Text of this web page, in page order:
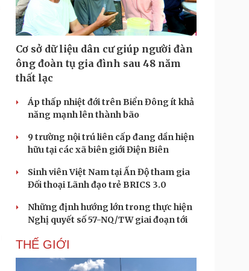
Cơ sở dữ liệu dân cư giúp người đàn
ông đoàn tụ gia đình sau 48 năm
thất lạc
Áp thấp nhiệt đới trên Biển Đông ít khả
năng mạnh lên thành bão
9 trường nội trú liên cấp đang dần hiện
hữu tại các xã biên giới Điện Biên
Sinh viên Việt Nam tại Ấn Độ tham gia
Đối thoại Lãnh đạo trẻ BRICS 3.0
Những định hướng lớn trong thực hiện
Nghị quyết số 57-NQ/TW giai đoạn tới
THẾ GIỚI